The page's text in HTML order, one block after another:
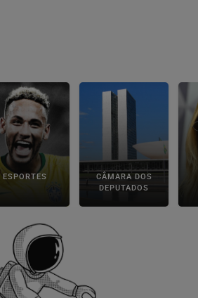
ESPORTES
CÂMARA DOS
DEPUTADOS